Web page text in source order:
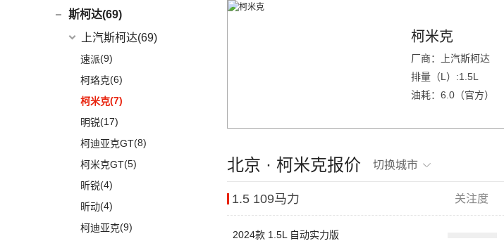
瑞虎5x
(13)
风云A8(7)
途达(6)
奇骏(15)
ARIYA艾睿雅
新蓝鸟(2)
郑州日产
纳瓦拉(38)
锐骐7虎啸(5)
途达(6)
奇骏·荣耀
进口日产
日产Ariya(0)
荣威D5X DMH
荣威i5(14)
荣威RX5 MAX
荣威ei6(3)
荣威iMAX8 EV
荣威RX3
荣威i6 MAX (4)
荣威ei6 MAX
荣威RX5新能源
奕歌
思皓E20X
江汽集团(87)
思皓X4
思皓X7(4)
思皓E40X
爱跑 (3)
思皓E50A (5)
思皓曜
思皓E10X
思皓A5
思皓QX(10)
沙龙汽车
机甲龙(0)
斯柯达(69)
上汽斯柯达(69)
速派(9)
柯珞克(6)
柯米克(7)
明锐(17)
柯迪亚克GT(8)
柯米克GT(5)
昕锐(4)
昕动(4)
柯迪亚克(9)
柯米克
厂商：上汽斯柯达
排量（L）:1.5L
油耗：6.0（官方）
北京 · 柯米克报价 切换城市
1.5 109马力 关注度
2024款 1.5L 自动实力版